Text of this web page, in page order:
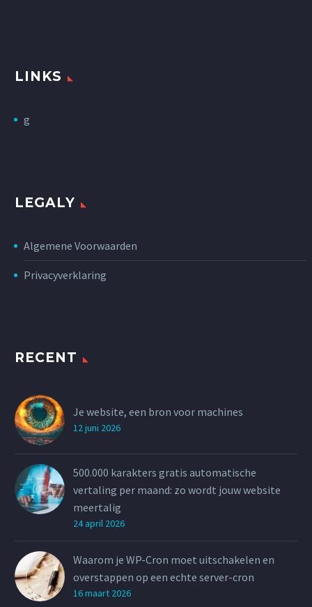
LINKS
g
LEGALY
Algemene Voorwaarden
Privacyverklaring
RECENT
Je website, een bron voor machines
12 juni 2026
500.000 karakters gratis automatische
vertaling per maand: zo wordt jouw website
meertalig
24 april 2026
Waarom je WP-Cron moet uitschakelen en
overstappen op een echte server-cron
16 maart 2026